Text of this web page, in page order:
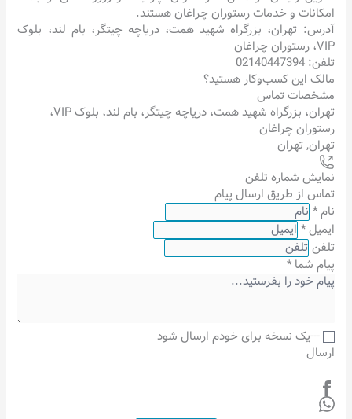
امکانات و خدمات رستوران چراغان هستند.
آدرس: تهران، بزرگراه شهید همت، دریاچه چیتگر، بام لند، بلوک
VIP، رستوران چراغان
تلفن: 02140447394
مالک این کسب‌وکار هستید؟
مشخصات تماس
تهران، بزرگراه شهید همت، دریاچه چیتگر، بام لند، بلوک VIP،
رستوران چراغان
تهران,تهران
نمایش شماره تلفن
تماس از طریق ارسال پیام
نام*
ایمیل*
تلفن
پیام شما*
---یک نسخه برای خودم ارسال شود
ارسال